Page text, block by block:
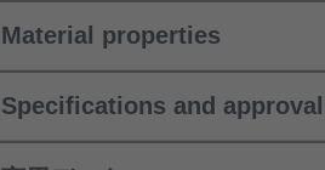
Material properties
Specifications and